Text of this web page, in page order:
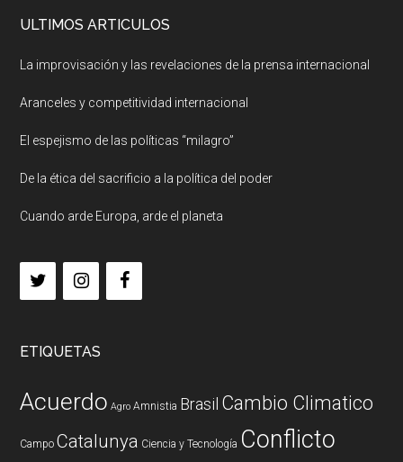
ULTIMOS ARTICULOS
La improvisación y las revelaciones de la prensa internacional
Aranceles y competitividad internacional
El espejismo de las políticas “milagro”
De la ética del sacrificio a la política del poder
Cuando arde Europa, arde el planeta
ETIQUETAS
Acuerdo Agro Amnistia Brasil Cambio Climatico
Campo Catalunya Ciencia y Tecnología Conflicto